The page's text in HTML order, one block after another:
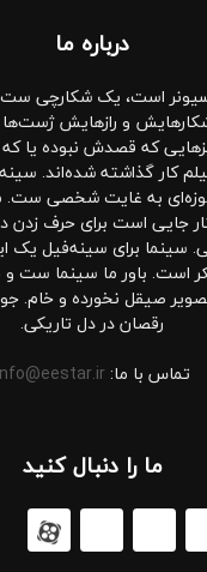
درباره‌ ما
است، یک شکارچی ست،
و رازهایش
که قصدش نبوده یا که
کار گذاشته شده‌اند.
موزه‌ای به غایت شخصی ست.
جایی است برای حرف زدن
برای سینه‌فیل یک
است. باور ما سینما ست و
صیقل نخورده و خام.
رقصان در دل تاریکی.
تماس با ما:
ما را دنبال کنید